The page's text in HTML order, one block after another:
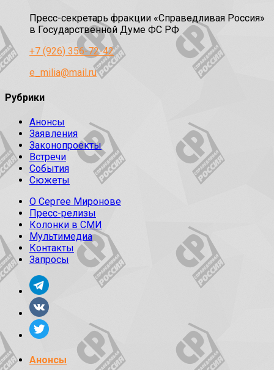
Пресс-секретарь фракции «Справедливая Россия»
в Государственной Думе ФС РФ
+7 (926) 356-72-42
e_milia@mail.ru
Рубрики
Анонсы
Заявления
Законопроекты
Встречи
События
Сюжеты
О Сергее Миронове
Пресс-релизы
Колонки в СМИ
Мультимедиа
Контакты
Запросы
Анонсы